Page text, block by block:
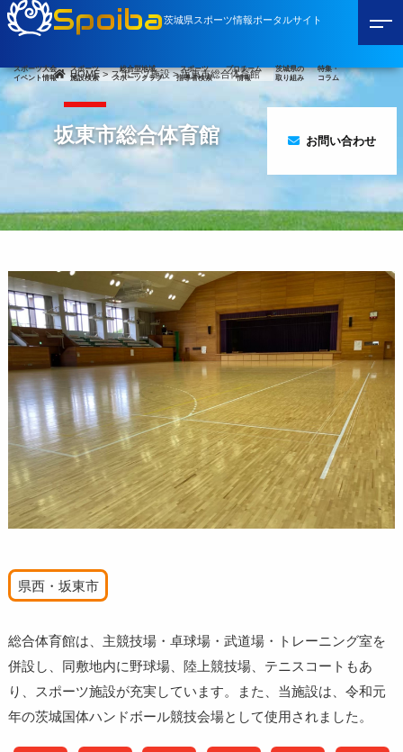
Spoiba茨城県スポーツ情報ポータルサイト
スポーツ大会
イベント情報
スポーツ
施設検索
総合型地域
スポーツクラブ
スポーツ
指導者検索
プロチーム
情報
茨城県の
取り組み
特集・
コラム
お問い合わせ
HOME>スポーツ施設>坂東市総合体育館
坂東市総合体育館
県西・坂東市
総合体育館は、主競技場・卓球場・武道場・トレーニング室を
併設し、同敷地内に野球場、陸上競技場、テニスコートもあ
り、スポーツ施設が充実しています。また、当施設は、令和元
年の茨城国体ハンドボール競技会場として使用されました。